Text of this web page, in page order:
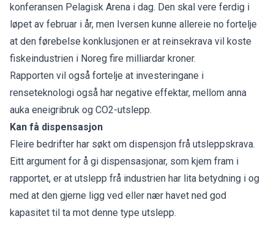
konferansen Pelagisk Arena i dag. Den skal vere ferdig i
løpet av februar i år, men Iversen kunne allereie no fortelje
at den førebelse konklusjonen er at reinsekrava vil koste
fiskeindustrien i Noreg fire milliardar kroner.
Rapporten vil også fortelje at investeringane i
renseteknologi også har negative effektar, mellom anna
auka eneigribruk og CO2-utslepp.
Kan få dispensasjon
Fleire bedrifter har søkt om dispensjon frå utsleppskrava.
Eitt argument for å gi dispensasjonar, som kjem fram i
rapportet, er at utslepp frå industrien har lita betydning i og
med at den gjerne ligg ved eller nær havet ned god
kapasitet til ta mot denne type utslepp.